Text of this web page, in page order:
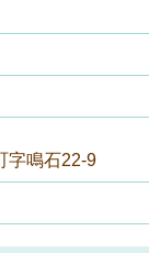
字鳴石22-9